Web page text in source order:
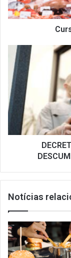
DECRETO
DEFINE
PENALIDADES
PARA
DESCUMPRIMENTO
DA
LEI
DELIVERY
Notícias